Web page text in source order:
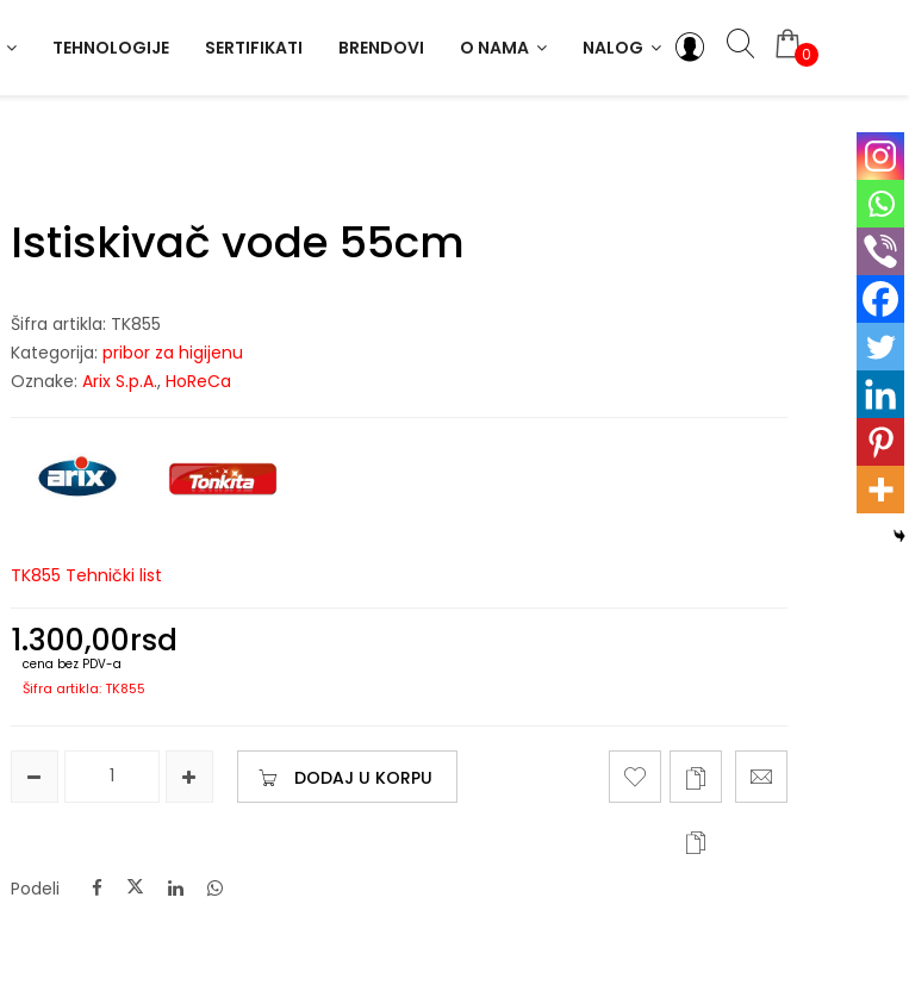
TEHNOLOGIJE SERTIFIKATI BRENDOVI O NAMA NALOG 0
Istiskivač vode 55cm
Šifra artikla: TK855
Kategorija: pribor za higijenu
Oznake: Arix S.p.A., HoReCa
TK855 Tehnički list
1.300,00rsd
cena bez PDV-a
Šifra artikla: TK855
DODAJ U KORPU
Podeli